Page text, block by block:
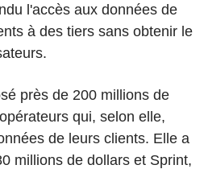
l'accès aux données de
à des tiers sans obtenir le
près de 200 millions de
qui, selon elle,
de leurs clients. Elle a
millions de dollars et Sprint,